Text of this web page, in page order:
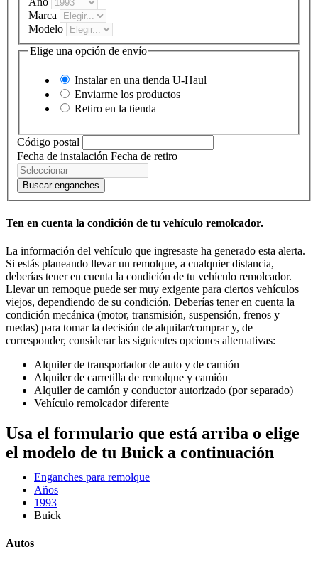
Marca
Modelo
Elige una opción de envío
Instalar en una tienda U-Haul
Enviarme los productos
Retiro en la tienda
Código postal
Fecha de instalación Fecha de retiro
Buscar enganches
Ten en cuenta la condición de tu vehículo remolcador.
La información del vehículo que ingresaste ha generado esta alerta.
Si estás planeando llevar un remolque, a cualquier distancia,
deberías tener en cuenta la condición de tu vehículo remolcador.
Llevar un remoque puede ser muy exigente para ciertos vehículos
viejos, dependiendo de su condición. Deberías tener en cuenta la
condición mecánica (motor, transmisión, suspensión, frenos y
ruedas) para tomar la decisión de alquilar/comprar y, de
corresponder, considerar las siguientes opciones alternativas:
Alquiler de transportador de auto y de camión
Alquiler de carretilla de remolque y camión
Alquiler de camión y conductor autorizado (por separado)
Vehículo remolcador diferente
Usa el formulario que está arriba o elige
el modelo de tu Buick a continuación
Enganches para remolque
Años
1993
Buick
Autos